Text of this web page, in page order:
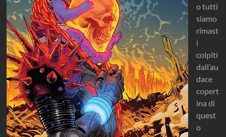
o tutti
siamo
rimast
i
colpiti
dall’au
dace
copert
ina di
quest
o